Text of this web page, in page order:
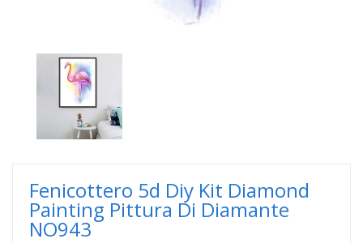
Fenicottero 5d Diy Kit Diamond
Painting Pittura Di Diamante
NO943